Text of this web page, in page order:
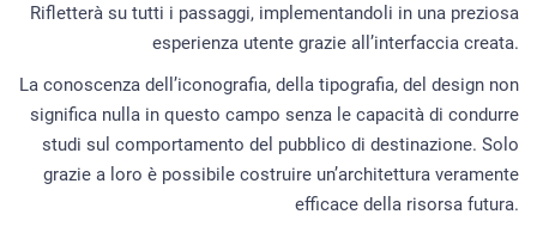
Rifletterà su tutti i passaggi, implementandoli in una preziosa
esperienza utente grazie all’interfaccia creata.
La conoscenza dell’iconografia, della tipografia, del design non
significa nulla in questo campo senza le capacità di condurre
studi sul comportamento del pubblico di destinazione. Solo
grazie a loro è possibile costruire un’architettura veramente
efficace della risorsa futura.